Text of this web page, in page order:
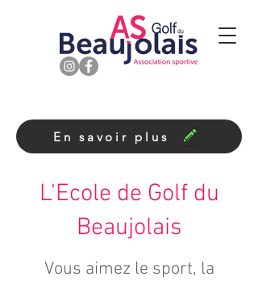
En savoir plus
L'Ecole de Golf du
Beaujolais
Vous aimez le sport, la